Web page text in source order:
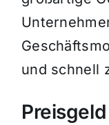
und schnell